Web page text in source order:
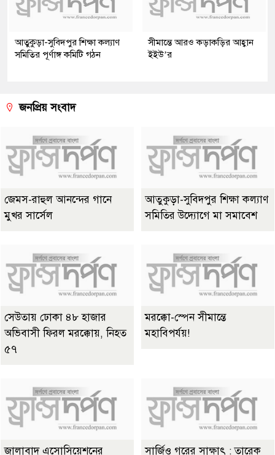
আতুকুড়া-সুবিদপুর শিক্ষা কল্যাণ
সমিতির পূর্ণাঙ্গ কমিটি গঠন
সীমান্তে আরও কড়াকড়ির আহ্বান
ইইউ’র
জনপ্রিয় সংবাদ
জেমস-রাহুল আনন্দের গানে
মুখর সার্সেল
আতুকুড়া-সুবিদপুর শিক্ষা কল্যাণ
সমিতির উদ্যোগে মা সমাবেশ
সেউতায় ঢোকা ৪৮ হাজার
অভিবাসী ফিরল মরক্কোয়, নিহত
৫৭
মরক্কো-স্পেন সীমান্তে
মহাবিপর্যয়!
জালাবাদ এসোসিয়েশনের সার্জিও গরের সাক্ষাৎ : তারেক